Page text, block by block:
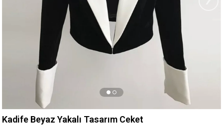
Kadife Beyaz Yakalı Tasarım Ceket